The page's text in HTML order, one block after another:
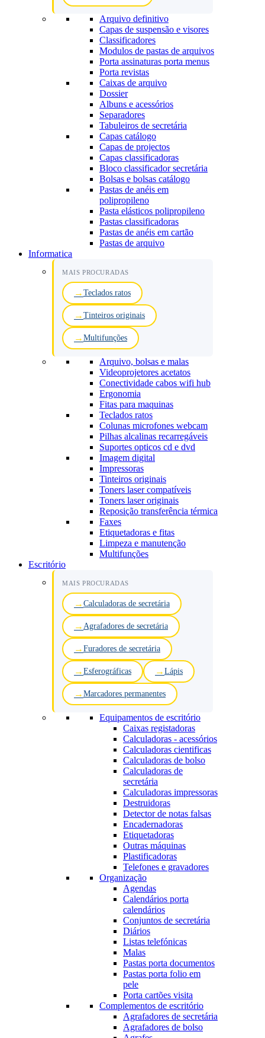
Arquivo definitivo
Capas de suspensão e visores
Classificadores
Modulos de pastas de arquivos
Porta assinaturas porta menus
Porta revistas
Caixas de arquivo
Dossier
Albuns e acessórios
Separadores
Tabuleiros de secretária
Capas catálogo
Capas de projectos
Capas classificadoras
Bloco classificador secretária
Bolsas e bolsas catálogo
Pastas de anéis em
polipropileno
Pasta elásticos polipropileno
Pastas classificadoras
Pastas de anéis em cartão
Pastas de arquivo
Informatica
MAIS PROCURADAS
Teclados ratos
Tinteiros originais
Multifunções
Arquivo, bolsas e malas
Videoprojetores acetatos
Conectividade cabos wifi hub
Ergonomia
Fitas para maquinas
Teclados ratos
Colunas microfones webcam
Pilhas alcalinas recarregáveis
Suportes opticos cd e dvd
Imagem digital
Impressoras
Tinteiros originais
Toners laser compatíveis
Toners laser originais
Reposição transferência térmica
Faxes
Etiquetadoras e fitas
Limpeza e manutenção
Multifunções
Escritório
MAIS PROCURADAS
Calculadoras de secretária
Agrafadores de secretária
Furadores de secretária
Esferográficas Lápis
Marcadores permanentes
Equipamentos de escritório
Caixas registadoras
Calculadoras - acessórios
Calculadoras cientificas
Calculadoras de bolso
Calculadoras de
secretária
Calculadoras impressoras
Destruidoras
Detector de notas falsas
Encadernadoras
Etiquetadoras
Outras máquinas
Plastificadoras
Telefones e gravadores
Organização
Agendas
Calendários porta
calendários
Conjuntos de secretária
Diários
Listas telefónicas
Malas
Pastas porta documentos
Pastas porta folio em
pele
Porta cartões visita
Complementos de escritório
Agrafadores de secretária
Agrafadores de bolso